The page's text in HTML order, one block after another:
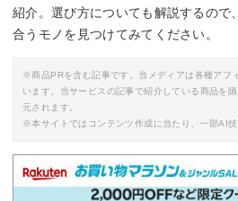
紹介。選び方についても解説するので
合うモノを見つけてみてください。
※商品PRを含む記事です。当メディアは各種アフ
います。当サービスの記事で紹介している商品を
元されます。
※本サイトではコンテンツ作成に当たり、一部AI技